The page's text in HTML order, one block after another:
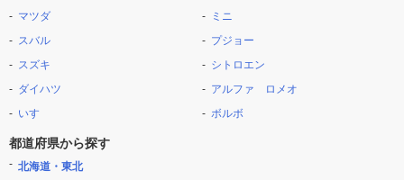
マツダ
スバル
スズキ
ダイハツ
いすゞ
ミニ
プジョー
シトロエン
アルファ ロメオ
ボルボ
都道府県から探す
北海道・東北